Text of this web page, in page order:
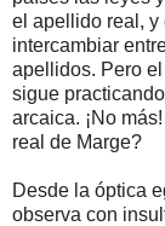
el apellido real, y
intercambiar
apellidos. Pero
sigue
arcaica. ¡No
real de Marge?
Desde la óptica
observa con